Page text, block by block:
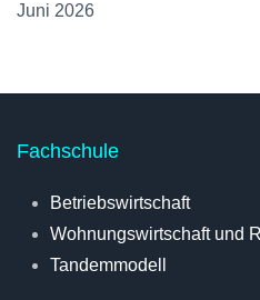
Juni 2026
Fachschule
Betriebswirtschaft
Wohnungswirtschaft und
Tandemmodell